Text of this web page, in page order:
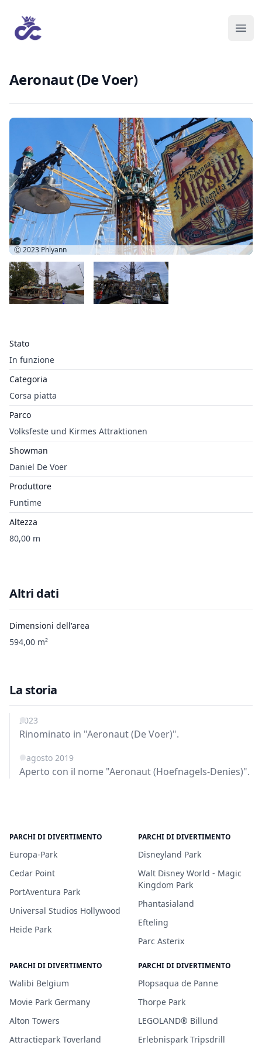
Aeronaut (De Voer)
Stato
In funzione
Categoria
Corsa piatta
Parco
Volksfeste und Kirmes Attraktionen
Showman
Daniel De Voer
Produttore
Funtime
Altezza
80,00 m
Ⓒ 2023 Phlyann
Altri dati
Dimensioni dell'area
594,00 m²
La storia
2023
Rinominato in "Aeronaut (De Voer)".
1 agosto 2019
Aperto con il nome "Aeronaut (Hoefnagels-Denies)".
PARCHI DI DIVERTIMENTO
Europa-Park
Cedar Point
PortAventura Park
Universal Studios Hollywood
Heide Park
PARCHI DI DIVERTIMENTO
Disneyland Park
Walt Disney World - Magic
Kingdom Park
Phantasialand
Efteling
Parc Asterix
PARCHI DI DIVERTIMENTO
Walibi Belgium
Movie Park Germany
Alton Towers
Attractiepark Toverland
PARCHI DI DIVERTIMENTO
Plopsaqua de Panne
Thorpe Park
LEGOLAND® Billund
Erlebnispark Tripsdrill